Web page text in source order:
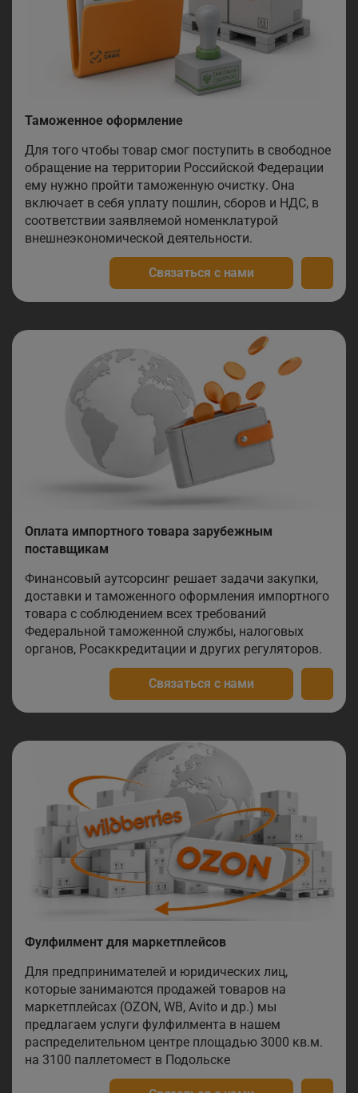
Таможенное оформление
Для того чтобы товар смог поступить в свободное
обращение на территории Российской Федерации
ему нужно пройти таможенную очистку. Она
включает в себя уплату пошлин, сборов и НДС, в
соответствии заявляемой номенклатурой
внешнеэкономической деятельности.
Связаться с нами
Оплата импортного товара зарубежным
поставщикам
Финансовый аутсорсинг решает задачи закупки,
доставки и таможенного оформления импортного
товара с соблюдением всех требований
Федеральной таможенной службы, налоговых
органов, Росаккредитации и других регуляторов.
Связаться с нами
Фулфилмент для маркетплейсов
Для предпринимателей и юридических лиц,
которые занимаются продажей товаров на
маркетплейсах (OZON, WB, Avito и др.) мы
предлагаем услуги фулфилмента в нашем
распределительном центре площадью 3000 кв.м.
на 3100 паллетомест в Подольске